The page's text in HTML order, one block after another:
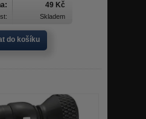
49 Kč
Skladem
do košíku